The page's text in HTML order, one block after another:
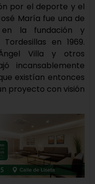
por el deporte y el
María fue una de
en la fundación y
en 1969.
Villa y otros
incansablemente
existían entonces
proyecto con visión